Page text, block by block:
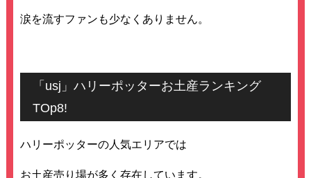
涙を流すファンも少なくありません。
「usj」ハリーポッターお土産ランキング
TOp8!
ハリーポッターの人気エリアでは
お土産売り場が多く存在しています。